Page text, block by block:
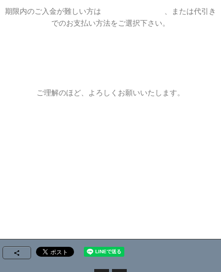
期限内のご入金が難しい方は
、または代引き
でのお支払い方法をご選択下さい。
ご理解のほど、よろしくお願いいたします。